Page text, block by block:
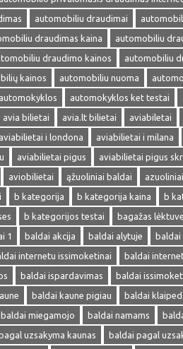
automobiliu draudimai
draudimas kaina
automobiliu
draudimo kainos
automobiliu
kainos automobiliu nuoma
automokyklos automokyklos ket testai
avia bilietai avia.lt bilietai aviabiletai
aviabilietai i londona aviabilietai i milana
aviabilietai pigus
aviabilietai pigus
aviobilietai ąžuoliniai baldai
b kategorija b kategorija kaina
b
b kategorijos testai bagažas lėktuve
1 baldai akcija baldai alytuje
internetu issimoketinai
baldai
baldai ispardavimas baldai
baldai kaune pigiau baldai
baldai miegamojo baldai namams
uzsakyma kaunas
baldai pagal